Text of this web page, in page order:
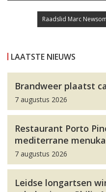
Raadslid Marc
LAATSTE NIEUWS
Brandweer plaatst
7 augustus 2026
Restaurant Porto
mediterrane
7 augustus 2026
Leidse longartsen